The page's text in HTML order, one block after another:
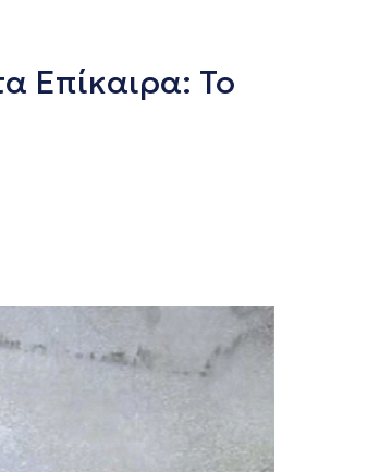
Επίκαιρα: Το